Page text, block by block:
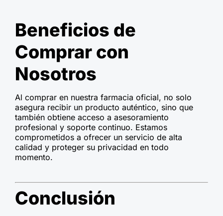
Beneficios de
Comprar con
Nosotros
Al comprar en nuestra farmacia oficial, no solo
asegura recibir un producto auténtico, sino que
también obtiene acceso a asesoramiento
profesional y soporte continuo. Estamos
comprometidos a ofrecer un servicio de alta
calidad y proteger su privacidad en todo
momento.
Conclusión